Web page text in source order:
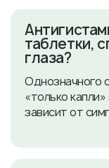
таблетки,
глаза?
Однозначного
«только
зависит от